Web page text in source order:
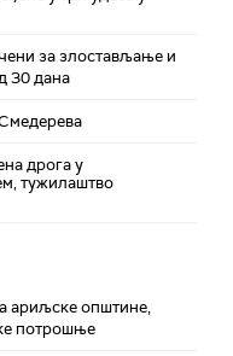
за злостављање и
30 дана
дрога у
тужилаштво
ариљске општине,
потрошње